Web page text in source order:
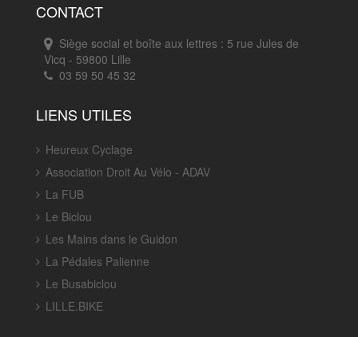
CONTACT
Siège social et boîte aux lettres : 5 rue Jules de
Vicq - 59800 Lille
03 59 50 45 32
LIENS UTILES
Heureux Cyclage
Association Droit Au Vélo - ADAV
La FUB
Le Biclou
Les Mains dans le Guidon
La Pédales Palienne
Le Busabiclou
LILLE.BIKE